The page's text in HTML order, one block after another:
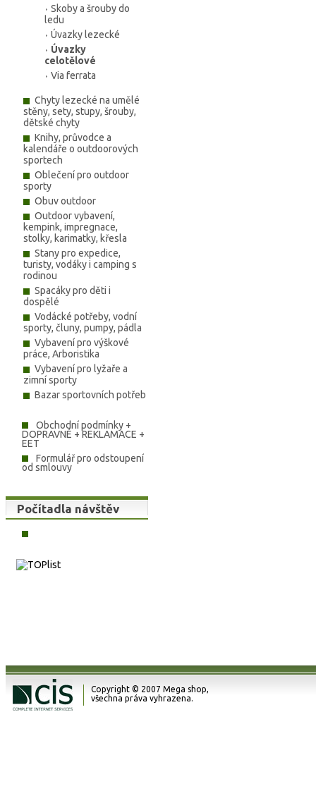
Skoby a šrouby do
ledu
Úvazky lezecké
Úvazky
celotělové
Via ferrata
Chyty lezecké na umělé
stěny, sety, stupy, šrouby,
dětské chyty
Knihy, průvodce a
kalendáře o outdoorových
sportech
Oblečení pro outdoor
sporty
Obuv outdoor
Outdoor vybavení,
kempink, impregnace,
stolky, karimatky, křesla
Stany pro expedice,
turisty, vodáky i camping s
rodinou
Spacáky pro děti i
dospělé
Vodácké potřeby, vodní
sporty, čluny, pumpy, pádla
Vybavení pro výškové
práce, Arboristika
Vybavení pro lyžaře a
zimní sporty
Bazar sportovních potřeb
Obchodní podmínky +
DOPRAVNÉ + REKLAMACE +
EET
Formulář pro odstoupení
od smlouvy
Počítadla návštěv
Copyright © 2007 Mega shop,
všechna práva vyhrazena.